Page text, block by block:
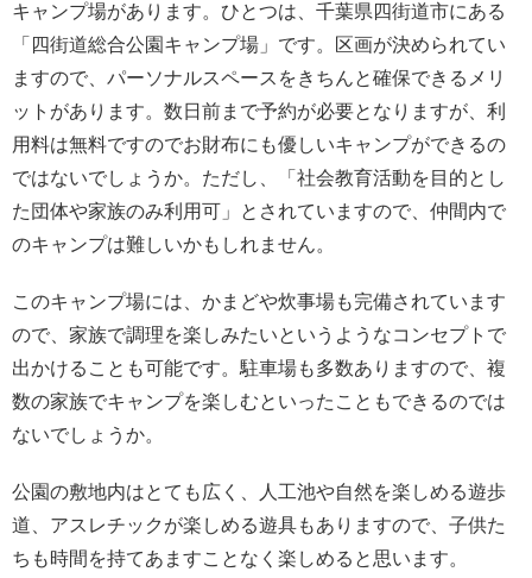
キャンプ場があります。ひとつは、千葉県四街道市にある
「四街道総合公園キャンプ場」です。区画が決められてい
ますので、パーソナルスペースをきちんと確保できるメリ
ットがあります。数日前まで予約が必要となりますが、利
用料は無料ですのでお財布にも優しいキャンプができるの
ではないでしょうか。ただし、「社会教育活動を目的とし
た団体や家族のみ利用可」とされていますので、仲間内で
のキャンプは難しいかもしれません。
このキャンプ場には、かまどや炊事場も完備されています
ので、家族で調理を楽しみたいというようなコンセプトで
出かけることも可能です。駐車場も多数ありますので、複
数の家族でキャンプを楽しむといったこともできるのでは
ないでしょうか。
公園の敷地内はとても広く、人工池や自然を楽しめる遊歩
道、アスレチックが楽しめる遊具もありますので、子供た
ちも時間を持てあますことなく楽しめると思います。